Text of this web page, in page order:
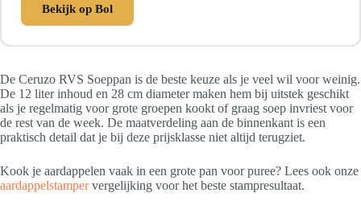
Bekijk op Bol
De Ceruzo RVS Soeppan is de beste keuze als je veel wil voor weinig.
De 12 liter inhoud en 28 cm diameter maken hem bij uitstek geschikt
als je regelmatig voor grote groepen kookt of graag soep invriest voor
de rest van de week. De maatverdeling aan de binnenkant is een
praktisch detail dat je bij deze prijsklasse niet altijd terugziet.
Kook je aardappelen vaak in een grote pan voor puree? Lees ook onze
aardappelstampervergelijking voor het beste stampresultaat.